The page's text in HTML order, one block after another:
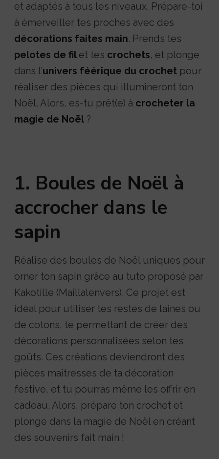
et adaptés à tous les niveaux. Prépare-toi
à émerveiller tes proches avec des
décorations faites main. Prends tes
pelotes de fil et tes crochets, et plonge
dans l’univers féérique du crochet pour
réaliser des pièces qui illumineront ton
Noël. Alors, es-tu prêt(e) à crocheter la
magie de Noël ?
1. Boules de Noël à
accrocher dans le
sapin
Réalise des boules de Noël uniques pour
orner ton sapin grâce au tuto proposé par
Kakotille (Maillalenvers). Ce projet est
idéal pour utiliser tes restes de laines ou
de cotons, te permettant de créer des
décorations personnalisées selon tes
goûts. Ces créations deviendront des
pièces maîtresses de ta décoration
festive, et tu pourras même les offrir en
cadeau. Alors, prépare ton crochet et
plonge dans la magie de Noël en créant
des souvenirs fait main !